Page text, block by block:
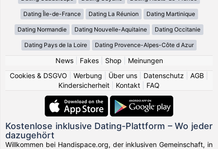
Dating Île-de-France Dating La Réunion Dating Martinique
Dating Normandie Dating Nouvelle-Aquitaine Dating Occitanie
Dating Pays de la Loire Dating Provence-Alpes-Côte d Azur
News| Fakes| Shop
Meinungen
Cookies & DSGVO
Werbung Über uns Datenschutz AGB
Kindersicherheit
Kontakt FAQ
Kostenlose inklusive Dating-Plattform – Wo jeder
dazugehört
Willkommen bei Handispace.org, der inklusiven Gemeinschaft, in